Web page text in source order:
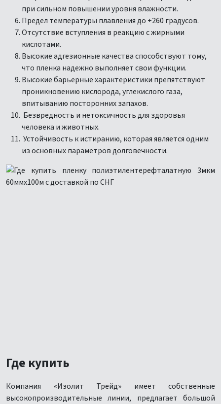
при сильном повышении уровня влажности.
Предел температуры плавления до +260 градусов.
Отсутствие вступления в реакцию с жирными
кислотами.
Высокие адгезионные качества способствуют тому,
что пленка надежно выполняет свои функции.
Высокие барьерные характеристики препятствуют
проникновению кислорода, углекислого газа,
впитыванию посторонних запахов.
Безвредность и нетоксичность для здоровья
человека и животных.
Устойчивость к истиранию, которая является одним
из основных параметров долговечности.
Где купить
Компания «Изолит Трейд» имеет собственные
высокопроизводительные линии, предлагает большой